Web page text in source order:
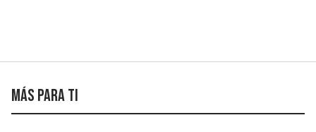
Más para ti